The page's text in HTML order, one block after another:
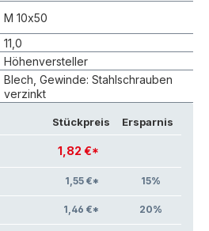
M 10x50
11,0
Höhenversteller
Blech, Gewinde: Stahlschrauben
verzinkt
Stückpreis Ersparnis
1,82 €*
1,55 €* 15%
1,46 €* 20%